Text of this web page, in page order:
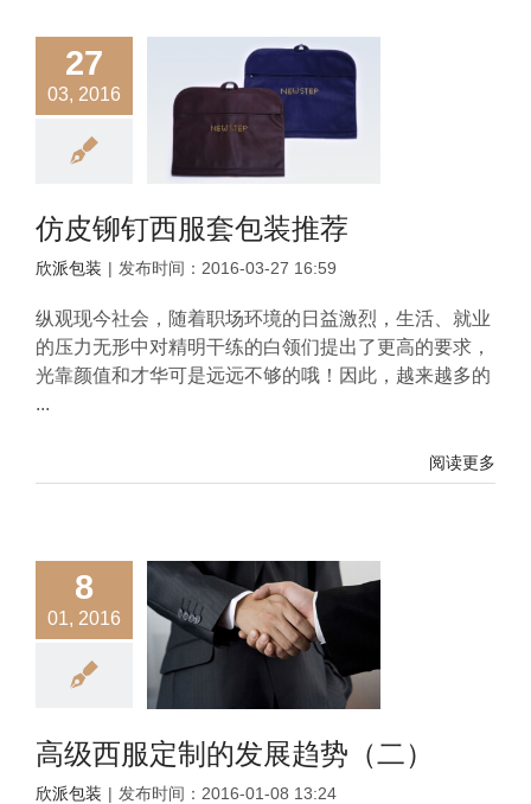
27
03, 2016
仿皮铆钉西服套包装推荐
欣派包装 | 发布时间：2016-03-27 16:59
纵观现今社会，随着职场环境的日益激烈，生活、就业
的压力无形中对精明干练的白领们提出了更高的要求，
光靠颜值和才华可是远远不够的哦！因此，越来越多的
...
阅读更多
8
01, 2016
高级西服定制的发展趋势（二）
欣派包装 | 发布时间：2016-01-08 13:24